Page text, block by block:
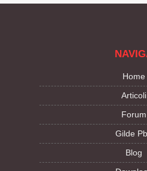
Home
Articoli
Forum
Gilde
Blog